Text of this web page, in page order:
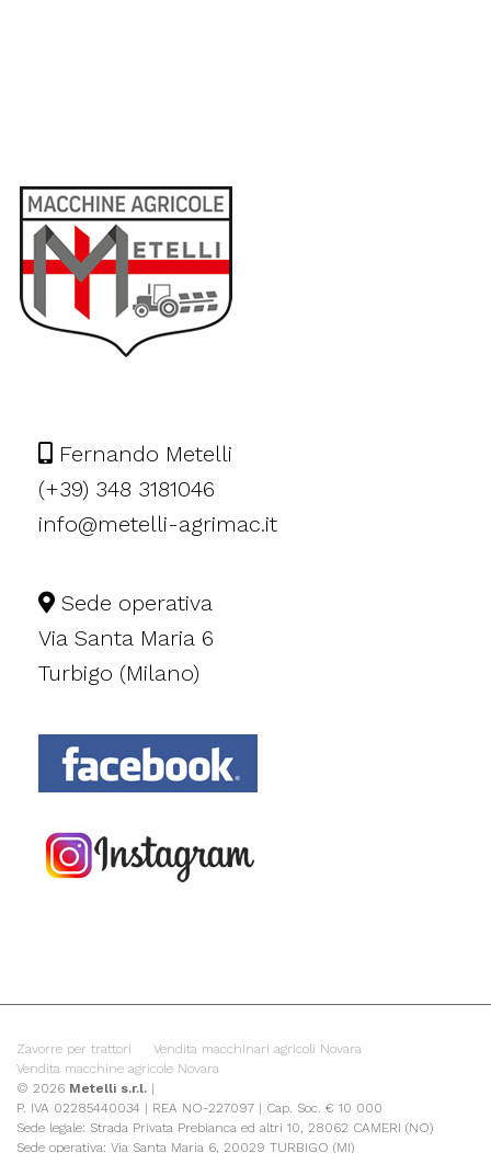
Fernando Metelli
(+39) 348 3181046
info@metelli-agrimac.it
Sede operativa
Via Santa Maria 6
Turbigo (Milano)
Zavorre per trattori
Vendita macchinari agricoli Novara
Vendita macchine agricole Novara
© 2026 Metelli s.r.l. |
P. IVA 02285440034 | REA NO-227097 | Cap. Soc. € 10 000
Sede legale: Strada Privata Prebianca ed altri 10, 28062 CAMERI (NO)
Sede operativa: Via Santa Maria 6, 20029 TURBIGO (MI)